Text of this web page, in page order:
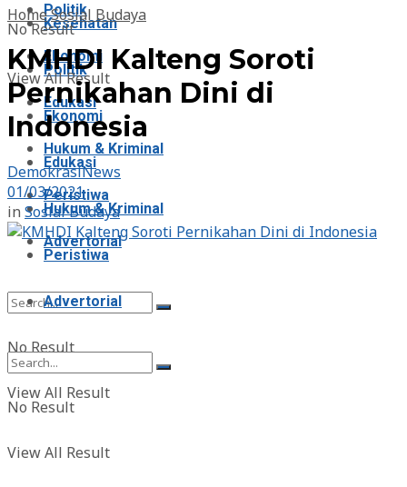
Politik
Ekonomi
Edukasi
Hukum & Kriminal
Peristiwa
Advertorial
No Result
View All Result
Kesehatan
Politik
Ekonomi
Edukasi
Hukum & Kriminal
Peristiwa
Advertorial
No Result
View All Result
No Result
View All Result
HomeSosial Budaya
KMHDI Kalteng Soroti
Pernikahan Dini di
Indonesia
DemokrasiNews
01/03/2021
in Sosial Budaya